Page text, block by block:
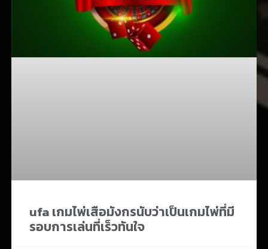
ufa เกมไพ่เสือมังกรนับว่าเป็นเกมไพ่ที่มี
รอบการเล่นที่เร็วทันใจ